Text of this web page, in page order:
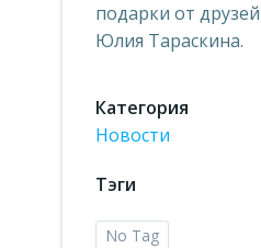
подарки от
Юлия Тараскина.
Категория
Новости
Тэги
No Tag